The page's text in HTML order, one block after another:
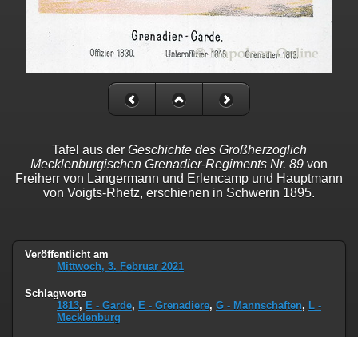
Tafel aus der Geschichte des Großherzoglich
Mecklenburgischen Grenadier-Regiments Nr. 89 von
Freiherr von Langermann und Erlencamp und Hauptmann
von Voigts-Rhetz, erschienen in Schwerin 1895.
Veröffentlicht am
Mittwoch, 3. Februar 2021
Schlagworte
1813, E - Garde, E - Grenadiere, G - Mannschaften, L -
Mecklenburg